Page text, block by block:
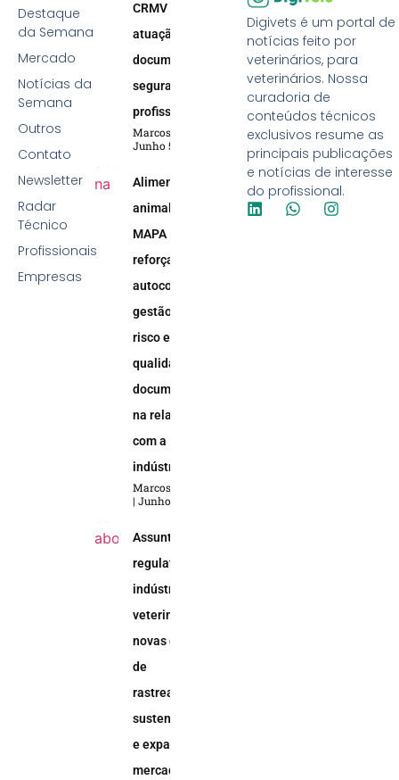
Digivets é um portal de
notícias feito por
veterinários, para
veterinários. Nossa
curadoria de
conteúdos técnicos
exclusivos resume as
principais publicações
e notícias de interesse
do profissional.
Destaque
da Semana
Mercado
Notícias da
Semana
Outros
Contato
Newsletter
Radar
Técnico
Profissionais
Empresas
CRMV reforça
atuação efetiva,
documentação e
segurança
profissional
Marcos Soares
Junho 5, 2026
Alimentação
animal:
MAPA
reforça
autocontrole,
gestão de
risco e
qualidade
documental
na relação
com a
indústria
Marcos Soares
Junho 5, 2026
Assuntos
regulatórios na
indústria
veterinária:
novas demandas
de
rastreabilidade,
sustentabilidade
e expansão do
mercado animal